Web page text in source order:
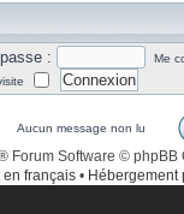
:
Me
Aucun message non lu
Forum Software © phpBB
en français • Hébergement